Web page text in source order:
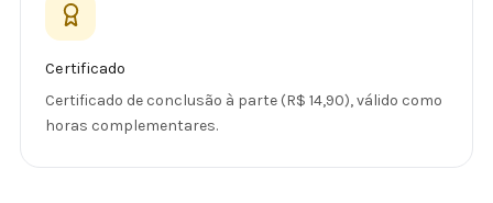
Certificado
Certificado de conclusão à parte (R$ 14,90), válido como
horas complementares.